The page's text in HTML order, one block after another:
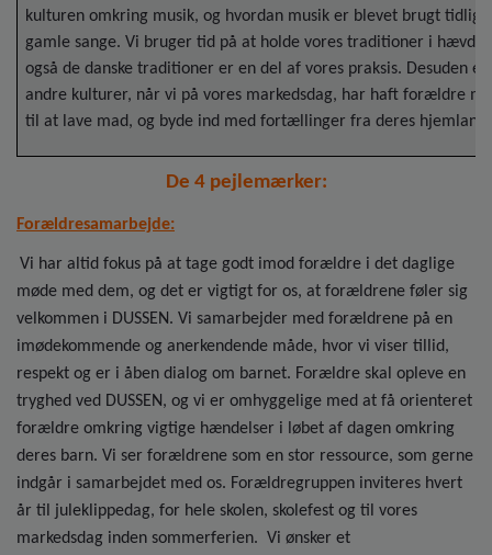
kulturen omkring musik, og hvordan musik er blevet brugt
gamle sange. Vi bruger tid på at holde vores traditioner i hævd,
også de danske traditioner er en del af vores praksis. Desuden
andre kulturer, når vi på vores markedsdag, har haft forældre
til at lave mad, og byde ind med fortællinger fra deres
De 4 pejlemærker:
Forældresamarbejde:
Vi har altid fokus på at tage godt imod forældre i det daglige
møde med dem, og det er vigtigt for os, at forældrene føler sig
velkommen i DUSSEN. Vi samarbejder med forældrene på en
imødekommende og anerkendende måde, hvor vi viser tillid,
respekt og er i åben dialog om barnet. Forældre skal opleve en
tryghed ved DUSSEN, og vi er omhyggelige med at få orienteret
forældre omkring vigtige hændelser i løbet af dagen omkring
deres barn. Vi ser forældrene som en stor ressource, som gerne
indgår i samarbejdet med os. Forældregruppen inviteres hvert
år til juleklippedag, for hele skolen, skolefest og til vores
markedsdag inden sommerferien. Vi ønsker et